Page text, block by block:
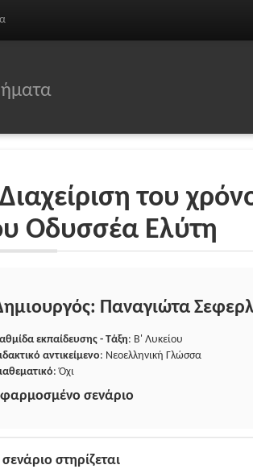
Διαχείριση του
Οδυσσέα Ελύτη
Παναγιώτα
εκπαίδευσης - Τάξη: Β' Λυκείου
αντικείμενο: Νεοελληνική Γλώσσα
: Όχι
σενάριο
στηρίζεται